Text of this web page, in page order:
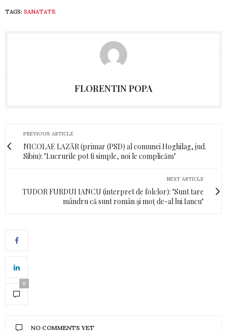
TAGS: SANATATE
FLORENTIN POPA
PREVIOUS ARTICLE
NICOLAE LAZĂR (primar (PSD) al comunei Hoghilag, jud.
Sibiu): "Lucrurile pot fi simple, noi le complicăm"
NEXT ARTICLE
TUDOR FURDUI IANCU (interpret de folclor): "Sunt tare
mândru că sunt român și moț de-al lui Iancu"
0
NO COMMENTS YET